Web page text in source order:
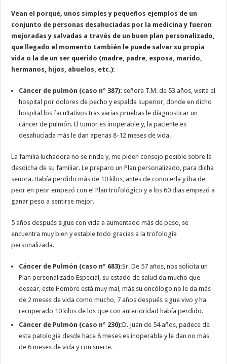
Vean el porqué, unos simples y pequeños ejemplos de un
conjunto de personas desahuciadas por la medicina y fueron
mejoradas y salvadas a través de un buen plan personalizado,
que llegado el momento también le puede salvar su propia
vida o la de un ser querido (madre, padre, esposa, marido,
hermanos, hijos, abuelos, etc.):
Cáncer de pulmón (caso nº 387): señora T.M. de 53 años, visita el
hospital por dolores de pecho y espalda superior, donde en dicho
hospital los facultativos tras varias pruebas le diagnosticar un
cáncer de pulmón. El tumor es inoperable y, la paciente es
desahuciada más le dan apenas 8-12 meses de vida.
La familia luchadora no se rinde y, me piden consejo posible sobre la
desdicha de su familiar. Le preparo un Plan personalizado, para dicha
señora. Había perdido más de 10 kilos, antes de conocerla y iba de
peor en peor empezó con el Plan trofológico y a los 60 dias empezó a
ganar peso a sentirse mejor.
5 años después sigue con vida a aumentado más de peso, se
encuentra muy bien y estable todo gracias a la trofología
personalizada.
Cáncer de Pulmón (caso nº 683):Sr. De 57 años, nos solicita un
Plan personalizado Especial, su estado de salud da mucho que
desear, este Hombre está muy mal, más su oncólogo no le da más
de 2 meses de vida como mucho, 7 años después sigue vivo y ha
recuperado 10 kilos de los que con anterioridad había perdido.
Cáncer de Pulmón (caso nº 230):D. Juan de 54 años, padece de
esta patología desde hace 8 meses es inoperable y le dan no más
de 6 meses de vida y con suerte.